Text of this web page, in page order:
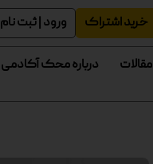
خرید اشتراک ورود | ثبت نام
مقالات درباره محک آکادمی